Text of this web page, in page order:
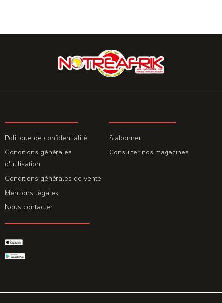
Politique de confidentialité
Conditions générales
d'utilisation
Conditions générales de vente
Mentions légales
Nous contacter
S'abonner
Consulter nos magazines